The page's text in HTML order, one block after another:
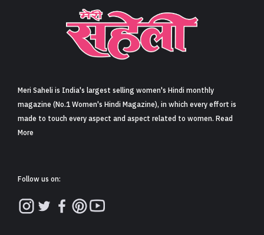
Meri Saheli is India's largest selling women's Hindi monthly
magazine (No.1 Women's Hindi Magazine), in which every effort is
made to touch every aspect and aspect related to women. Read
More
Follow us on: